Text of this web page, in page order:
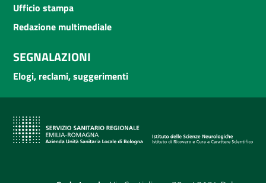
Ufficio stampa
Redazione multimediale
SEGNALAZIONI
Elogi, reclami, suggerimenti